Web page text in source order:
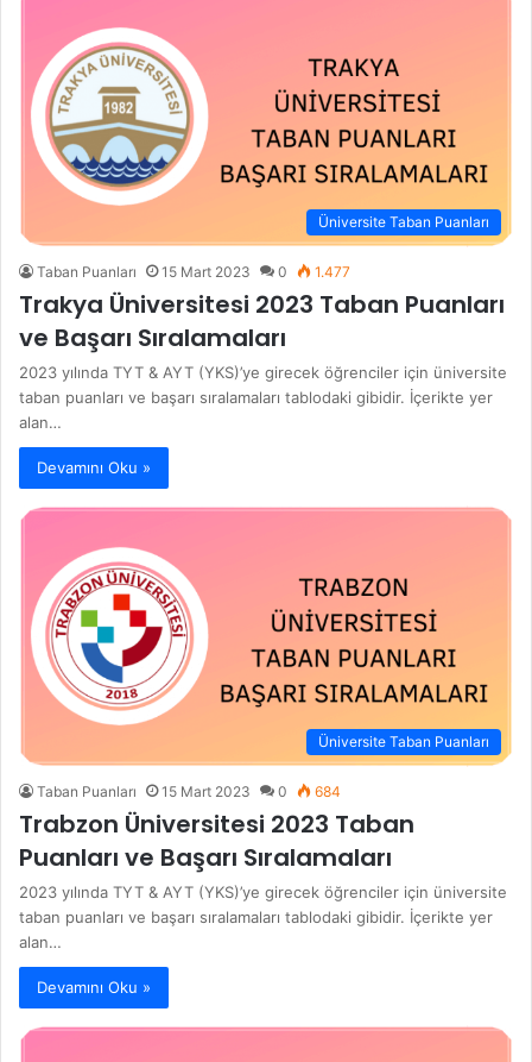
Üniversite Taban Puanları
Taban Puanları 15 Mart 2023 0 1.477
Trakya Üniversitesi 2023 Taban Puanları
ve Başarı Sıralamaları
2023 yılında TYT & AYT (YKS)’ye girecek öğrenciler için üniversite
taban puanları ve başarı sıralamaları tablodaki gibidir. İçerikte yer
alan…
Devamını Oku »
Üniversite Taban Puanları
Taban Puanları 15 Mart 2023 0 684
Trabzon Üniversitesi 2023 Taban
Puanları ve Başarı Sıralamaları
2023 yılında TYT & AYT (YKS)’ye girecek öğrenciler için üniversite
taban puanları ve başarı sıralamaları tablodaki gibidir. İçerikte yer
alan…
Devamını Oku »